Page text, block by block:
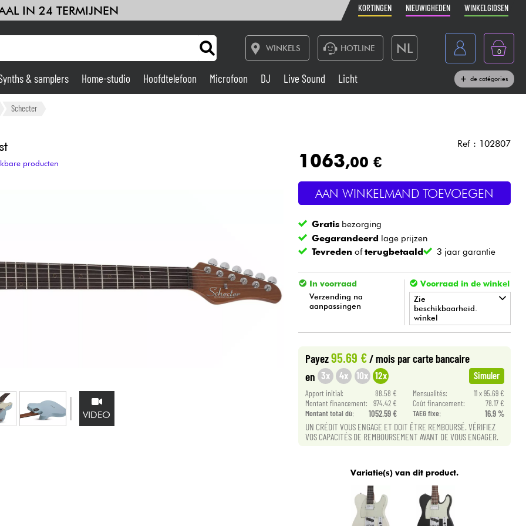
IN 24 TERMIJNEN KORTINGEN NIEUWIGHEDEN WINKELGIDSEN
WINKELS HOTLINE NL
France
Belgique
Deutschland
0
Live Sound
Blaasinstrument
Kabels & toebehoren
Sets
Bekijk onze merken
& samplers Home-studio Hoofdtelefoon Microfoon DJ Live Sound Licht de catégories
Schecter
producten
VIDEO
Ref : 102807
1063,00 €
AAN WINKELMAND TOEVOEGEN
Gratis bezorging
Gegarandeerd lage prijzen
Tevreden ofterugbetaald 3 jaar garantie
In voorraad
Verzending na
aanpassingen
Voorraad in de winkel
Zie
beschikbaarheid.
winkel
• TOULOUSE
Payez95.69 €/ mois par carte bancaire
en 3x 4x 10x 12x Simuler
Apport initial: 88.58 € Mensualités:
11 x 95.69 €
Montant financement:
974.42 € Coût financement:
78.17 €
Montant total dù:
1052.59 € TAEG fixe: 16.9 %
UN CRÉDIT VOUS ENGAGE ET DOIT ÊTRE REMBOURSÉ. VÉRIFIEZ
VOS CAPACITÉS DE REMBOURSEMENT AVANT DE VOUS ENGAGER.
Variatie(s) van dit product.